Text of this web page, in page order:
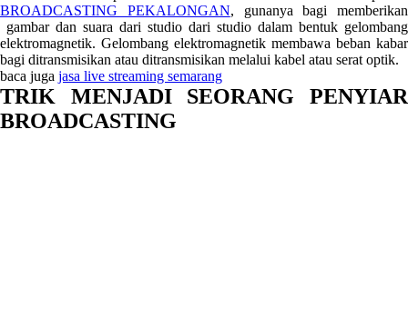
BROADCASTING PEKALONGAN, gunanya bagi memberikan
gambar dan suara dari studio dari studio dalam bentuk gelombang
elektromagnetik. Gelombang elektromagnetik membawa beban kabar
bagi ditransmisikan atau ditransmisikan melalui kabel atau serat optik.
baca juga jasa live streaming semarang
TRIK MENJADI SEORANG PENYIAR
BROADCASTING